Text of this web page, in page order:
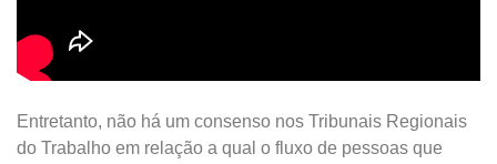
Entretanto, não há um consenso nos Tribunais Regionais
do Trabalho em relação a qual o fluxo de pessoas que